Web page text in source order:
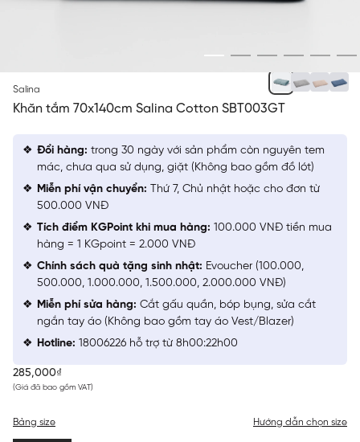
Salina
Khăn tắm 70x140cm Salina Cotton SBT003GT
285,000₫
(Giá đã bao gồm VAT)
Bảng size Hướng dẫn chọn size
Đổi hàng: trong 30 ngày với sản phẩm còn nguyên tem
mác, chưa qua sử dụng, giặt (Không bao gồm đồ lót)
Miễn phí vận chuyển: Thứ 7, Chủ nhật hoặc cho đơn từ
500.000 VNĐ
Tích điểm KGPoint khi mua hàng: 100.000 VNĐ tiền mua
hàng = 1 KGpoint = 2.000 VNĐ
Chính sách quà tặng sinh nhật: Evoucher (100.000,
500.000, 1.000.000, 1.500.000, 2.000.000 VNĐ)
Miễn phí sửa hàng: Cắt gấu quần, bóp bụng, sửa cắt
ngắn tay áo (Không bao gồm tay áo Vest/Blazer)
Hotline: 18006226 hỗ trợ từ 8h00:22h00